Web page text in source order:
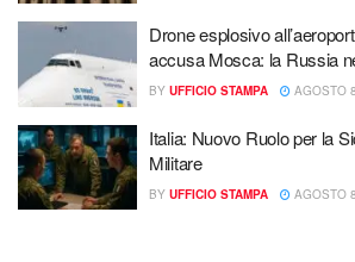
Drone esplosivo
accusa Mosca: la Russia
BY UFFICIO STAMPA AGOSTO
Italia: Nuovo Ruolo per la
Militare
BY UFFICIO STAMPA AGOSTO